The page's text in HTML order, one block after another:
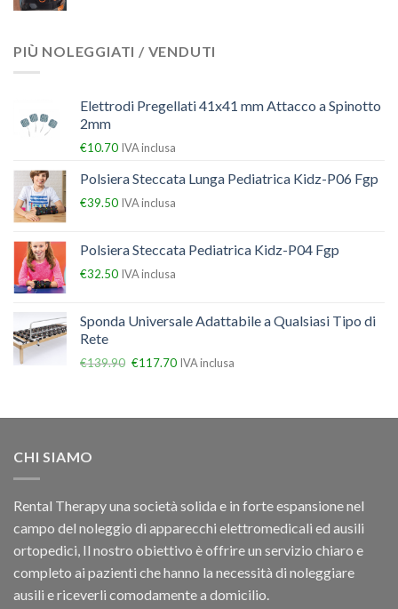
PIÙ NOLEGGIATI / VENDUTI
Elettrodi Pregellati 41x41 mm Attacco a Spinotto
2mm
€10.70 IVA inclusa
Polsiera Steccata Lunga Pediatrica Kidz-P06 Fgp
€39.50 IVA inclusa
Polsiera Steccata Pediatrica Kidz-P04 Fgp
€32.50 IVA inclusa
Sponda Universale Adattabile a Qualsiasi Tipo di
Rete
€139.90 €117.70 IVA inclusa
CHI SIAMO
Rental Therapy una società solida e in forte espansione nel
campo del noleggio di apparecchi elettromedicali ed ausili
ortopedici, Il nostro obiettivo è offrire un servizio chiaro e
completo ai pazienti che hanno la necessità di noleggiare
ausili e riceverli comodamente a domicilio.